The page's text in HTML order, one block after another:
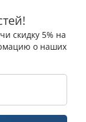
скидку 5% на
о наших